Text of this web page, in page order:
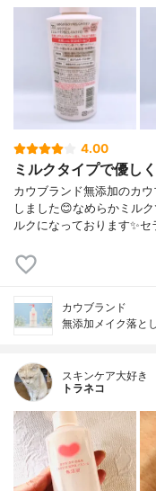
4.00
ミルクタイプで優し
カウブランド無添加のカ
しました😊なめらかミル
ルクになっております✨
カウブランド
無添加メイク落と
スキンケア大好き
トラネコ